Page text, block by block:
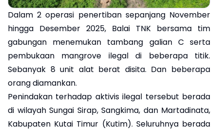
Dalam 2 operasi penertiban sepanjang November
hingga Desember 2025, Balai TNK bersama tim
gabungan menemukan tambang galian C serta
pembukaan mangrove ilegal di beberapa titik.
Sebanyak 8 unit alat berat disita. Dan beberapa
orang diamankan.
Penindakan terhadap aktivis ilegal tersebut berada
di wilayah Sungai Sirap, Sangkima, dan Martadinata,
Kabupaten Kutai Timur (Kutim). Seluruhnya berada